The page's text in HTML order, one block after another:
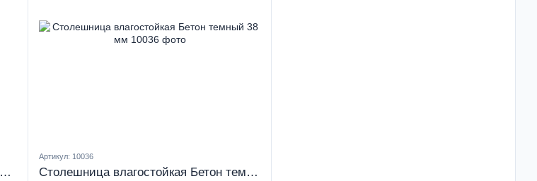
Столешница влагостойкая Сланец дымчатый 38 мм
Артикул: 10036
Столешница влагостойкая Бетон темный 38 мм